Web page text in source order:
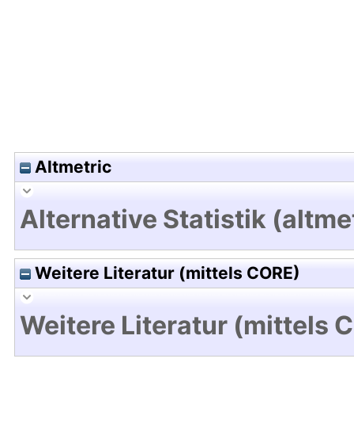
Altmetric
Alternative Statistik
Weitere Literatur (mittels CORE)
Weitere Literatur (mittels